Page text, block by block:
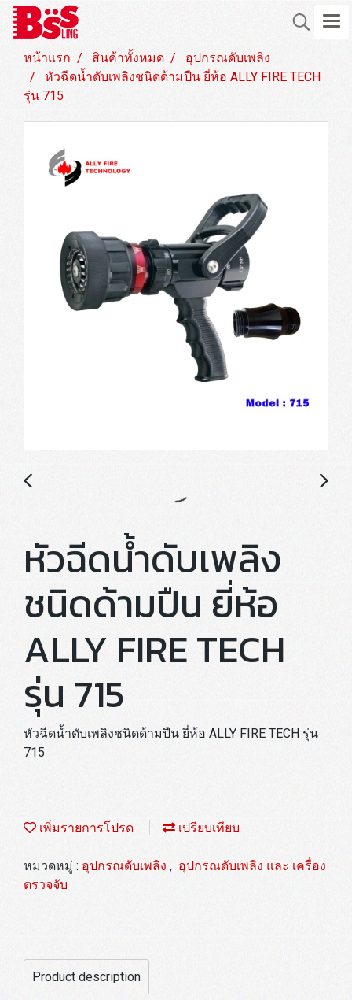
หน้าแรก สินค้าทั้งหมด
อุปกรณดับเพลิง
หัวฉีดน้ำดับเพลิงชนิดด้ามปืน ยี่ห้อ ALLY FIRE TECH
รุ่น 715
หัวฉีดน้ำดับเพลิง
ชนิดด้ามปืน ยี่ห้อ
ALLY FIRE TECH
รุ่น 715
หัวฉีดน้ำดับเพลิงชนิดด้ามปืน ยี่ห้อ ALLY FIRE TECH รุ่น
715
เพิ่มรายการโปรด เปรียบเทียบ
หมวดหมู่ : อุปกรณดับเพลิง , อุปกรณดับเพลิง และ เครื่อง
ตรวจจับ
Product description